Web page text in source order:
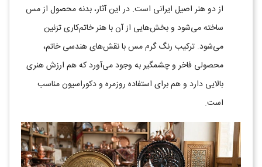
از دو هنر اصیل ایرانی است. در این آثار، بدنه محصول از مس
ساخته می‌شود و بخش‌هایی از آن با هنر خاتم‌کاری تزئین
می‌شود. ترکیب رنگ گرم مس با نقش‌های هندسی خاتم،
محصولی فاخر و چشمگیر به وجود می‌آورد که هم ارزش هنری
بالایی دارد و هم برای استفاده روزمره و دکوراسیون مناسب
است.